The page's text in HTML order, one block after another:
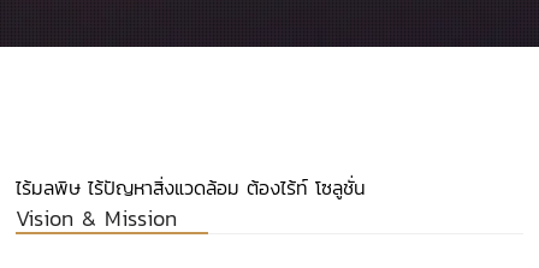
ไร้มลพิษ ไร้ปัญหาสิ่งแวดล้อม ต้องไร้ท์ โซลูชั่น
Vision & Mission